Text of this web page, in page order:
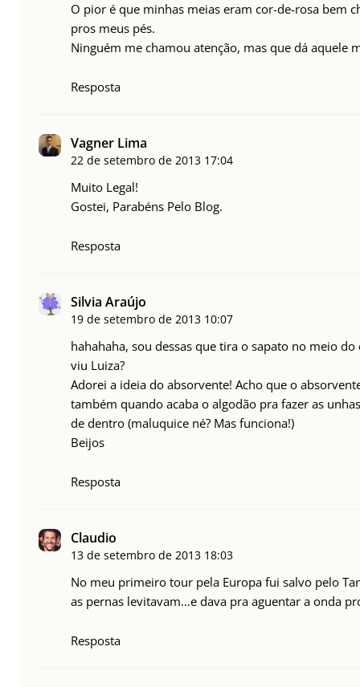
O pior é que minhas meias eram cor-de-rosa bem
pros meus pés.
Ninguém me chamou atenção, mas que dá aquele
Resposta
Vagner Lima
22 de setembro de 2013 17:04
Muito Legal!
Gostei, Parabéns Pelo Blog.
Resposta
Silvia Araújo
19 de setembro de 2013 10:07
hahahaha, sou dessas que tira o sapato no meio
viu Luiza?
Adorei a ideia do absorvente! Acho que o
também quando acaba o algodão pra fazer as
de dentro (maluquice né? Mas funciona!)
Beijos
Resposta
Claudio
13 de setembro de 2013 18:03
No meu primeiro tour pela Europa fui salvo pelo
as pernas levitavam…e dava pra aguentar a onda
Resposta